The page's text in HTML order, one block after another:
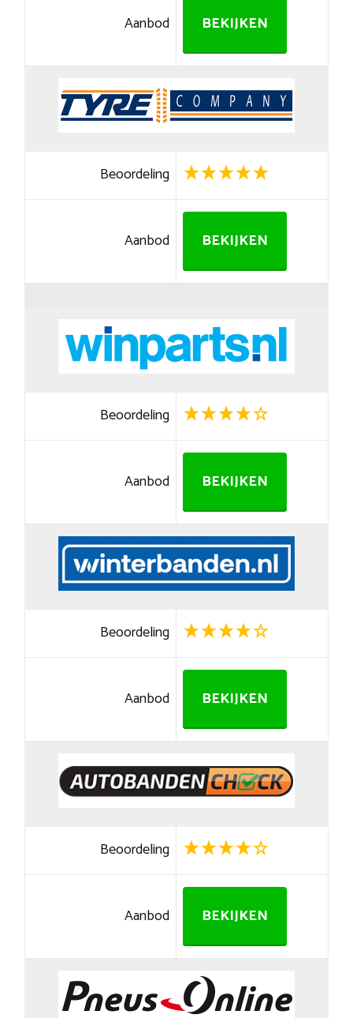
Aanbod BEKIJKEN
Beoordeling
Aanbod BEKIJKEN
Beoordeling
Aanbod BEKIJKEN
Beoordeling
Aanbod BEKIJKEN
Beoordeling
Aanbod BEKIJKEN